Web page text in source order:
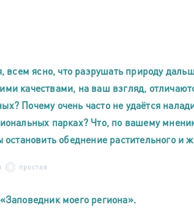
всем ясно, что разрушать природу
качествами, на ваш взгляд,
Почему очень часто не удаётся
парках? Что, по вашему
остановить обеднение растительного и
простая
моего региона».